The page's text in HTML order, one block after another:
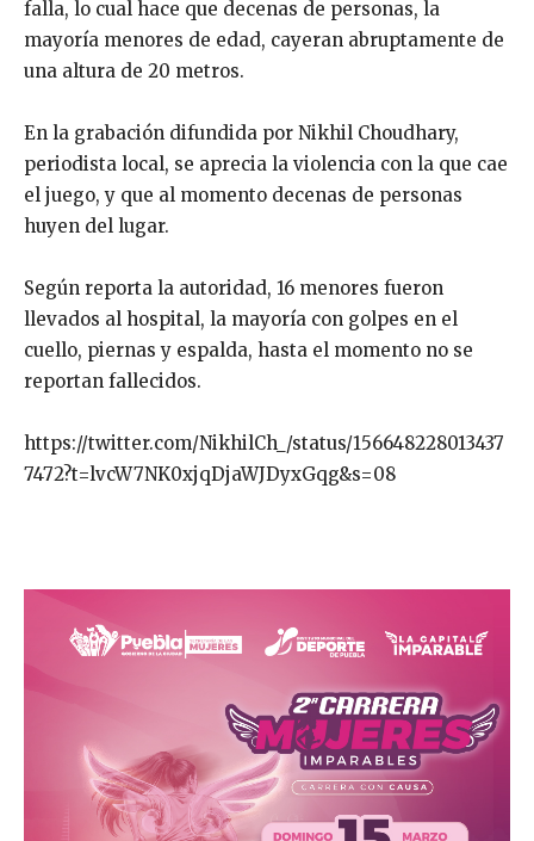
falla, lo cual hace que decenas de personas, la
mayoría menores de edad, cayeran abruptamente de
una altura de 20 metros.
En la grabación difundida por Nikhil Choudhary,
periodista local, se aprecia la violencia con la que cae
el juego, y que al momento decenas de personas
huyen del lugar.
Según reporta la autoridad, 16 menores fueron
llevados al hospital, la mayoría con golpes en el
cuello, piernas y espalda, hasta el momento no se
reportan fallecidos.
https://twitter.com/NikhilCh_/status/156648228013437
7472?t=lvcW7NK0xjqDjaWJDyxGqg&s=08